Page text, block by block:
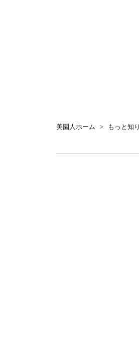
美園人ホーム > もっと知